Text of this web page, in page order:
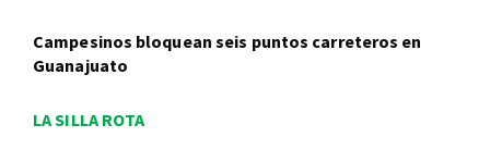
Campesinos bloquean seis puntos carreteros en
Guanajuato
LA SILLA ROTA